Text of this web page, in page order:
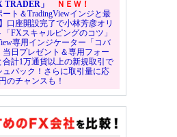
」
ＮＥＷ！
ート＆TradingViewインジと最
口座開設完了で小林芳彦オリ
FXスキャルピングのコツ」
専用インジケーター「コバ
当日プレゼント＆専用フォー
計1万通貨以上の新規取引で
ュバック！さらに取引量に応
のチャンスも！